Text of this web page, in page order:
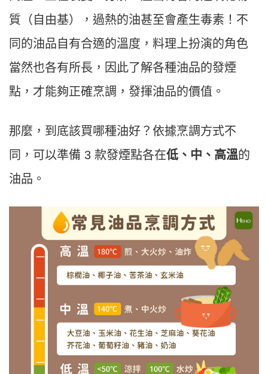
質（自由基），過熱的油甚至會產生毒素！不
同的油品自有合適的溫度，料理上扮演的角色
當然也各有所長，因此了解各種油品的發煙
點，才能夠正確烹調，發揮油品的價值。
那麼，到底該買哪種油好？依據烹調方式不
同，可以準備 3 款發煙點各在低、中、高溫的
油品。